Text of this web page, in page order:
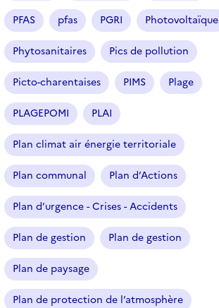
PFAS pfas PGRI Photovoltaïque
Phytosanitaires Pics de pollution
Picto-charentaises PIMS Plage
PLAGEPOMI PLAI
Plan climat air énergie territoriale
Plan communal Plan d’Actions
Plan d’urgence - Crises - Accidents
Plan de gestion Plan de gestion
Plan de paysage
Plan de protection de l’atmosphère